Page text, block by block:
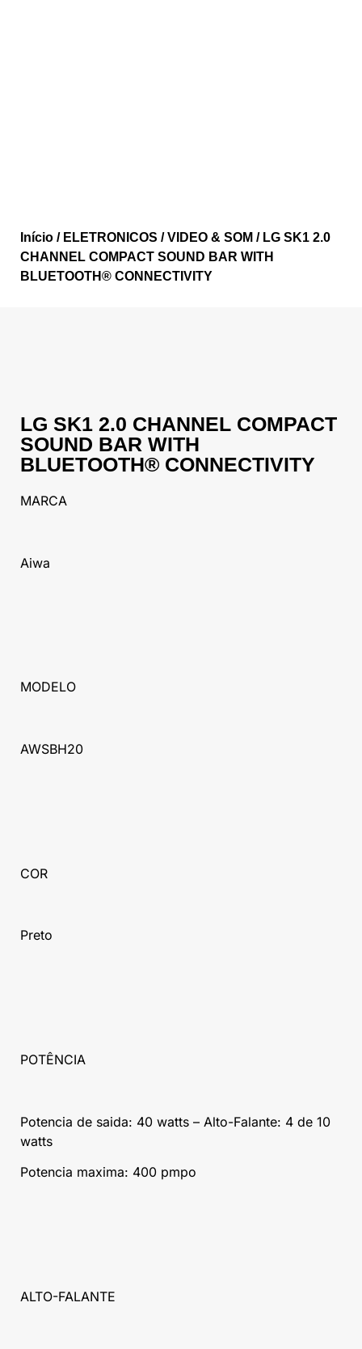
Início / ELETRONICOS /VIDEO & SOM / LG SK1 2.0
CHANNEL COMPACT SOUND BAR WITH
BLUETOOTH® CONNECTIVITY
LG SK1 2.0 CHANNEL COMPACT
SOUND BAR WITH
BLUETOOTH® CONNECTIVITY
MARCA
Aiwa
MODELO
AWSBH20
COR
Preto
POTÊNCIA
Potencia de saida: 40 watts – Alto-Falante: 4 de 10
watts
Potencia maxima: 400 pmpo
ALTO-FALANTE